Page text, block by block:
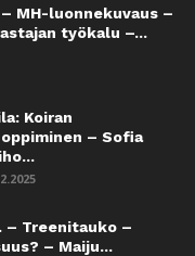
MH-luonnekuvaus –
työkalu –...
Koiran
– Sofia
– Treenitauko –
– Maiju...